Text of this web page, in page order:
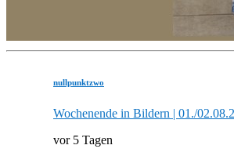
nullpunktzwo
Wochenende in Bildern | 01./
vor 5 Tagen